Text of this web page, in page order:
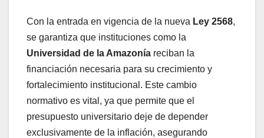
Con la entrada en vigencia de la nueva Ley 2568,
se garantiza que instituciones como la
Universidad de la Amazonía reciban la
financiación necesaria para su crecimiento y
fortalecimiento institucional. Este cambio
normativo es vital, ya que permite que el
presupuesto universitario deje de depender
exclusivamente de la inflación, asegurando